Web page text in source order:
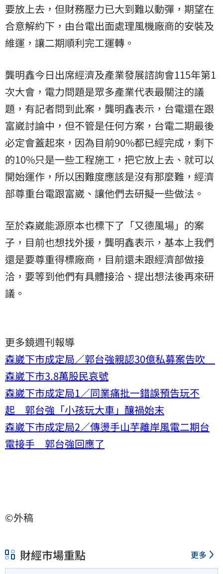
要放上去，但財務壓力已大到難以動彈，期望在
合意解約下，由台電出面處理風機廠商的安裝及
維運，讓二期順利完工運轉。
龔明鑫今日出席經濟及產業發展諮詢會115年第1
次大會，電力問題是眾多產業代表最關注的議
題，有記者問到此案，龔明鑫表示，台電還在跟
富崴討論中，但不管是任何方案，台電二期最後
必定會蓋起來，因為目前90%都已經完成，剩下
的10%只是一些工程施工，把它放上去、就可以
開始運作，所以困難度應該是沒有那麼難，經濟
部尊重台電跟富崴、讓他們去研擬一些做法。
至於森崴能源原本也標下了「又德風場」的案
子，目前也想找外援，龔明鑫表示，基本上我們
還是要尊重得標廠商，目前還未跟經濟部做接
洽，要等到他們有具體接洽、提出想法後再來研
議。
更多鏡週刊報導
森崴下市成定局／郭台強親認30億私募案告吹
森崴下市3.8萬股民哀號
森崴下市成定局1／同業痛批一錯誤預告玩不
起 郭台強「小孩玩大車」釀禍始末
森崴下市成定局2／傳燙手山芋離岸風電二期台
電接手 郭台強回應了
©外稿
財經市場重點 更多